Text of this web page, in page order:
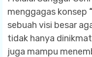
menggagas konsep
sebuah visi besar
tidak hanya
juga mampu